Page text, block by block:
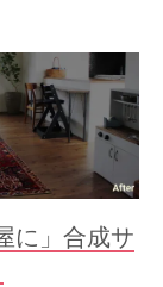
に」合成サ